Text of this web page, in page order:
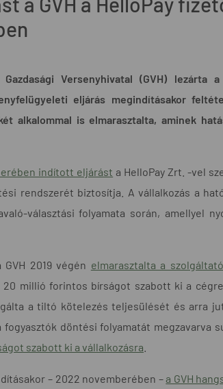
Versenyhivatal (GVH) lezárta
eljárás megindításakor
alkalommal is elmarasztalta, aminek
indított eljárást a HelloPay Zrt. -vel
rendszerét biztosítja. A vállalkozás a
választási folyamata során, amellyel
2019 végén elmarasztalta a
20 millió forintos bírságot szabott ki a
a tiltó kötelezés teljesülését és arra
döntési folyamatát megzavarva
szabott ki a vállalkozásra
– 2022 novemberében – a GVH